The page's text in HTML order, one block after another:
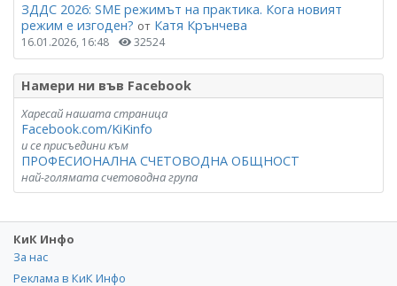
ЗДДС 2026: SME режимът на практика. Кога новият
режим е изгоден? от Катя Крънчева
16.01.2026, 16:48 32524
Намери ни във Facebook
Харесай нашата страница
Facebook.com/KiKinfo
и се присъедини към
ПРОФЕСИОНАЛНА СЧЕТОВОДНА ОБЩНОСТ
най-голямата счетоводна група
КиК Инфо
За нас
Реклама в КиК Инфо